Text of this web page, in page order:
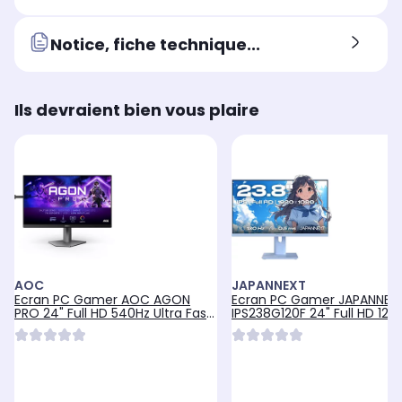
Notice, fiche technique...
Ils devraient bien vous plaire
AOC
Ecran PC Gamer AOC AGON
PRO 24" Full HD 540Hz Ultra Fast
TN HDMI 2.1 AMD FreeSync
JAPANNEXT
Ecran PC Gamer
IPS238G120F 24" Full HD
AMD FreeSync